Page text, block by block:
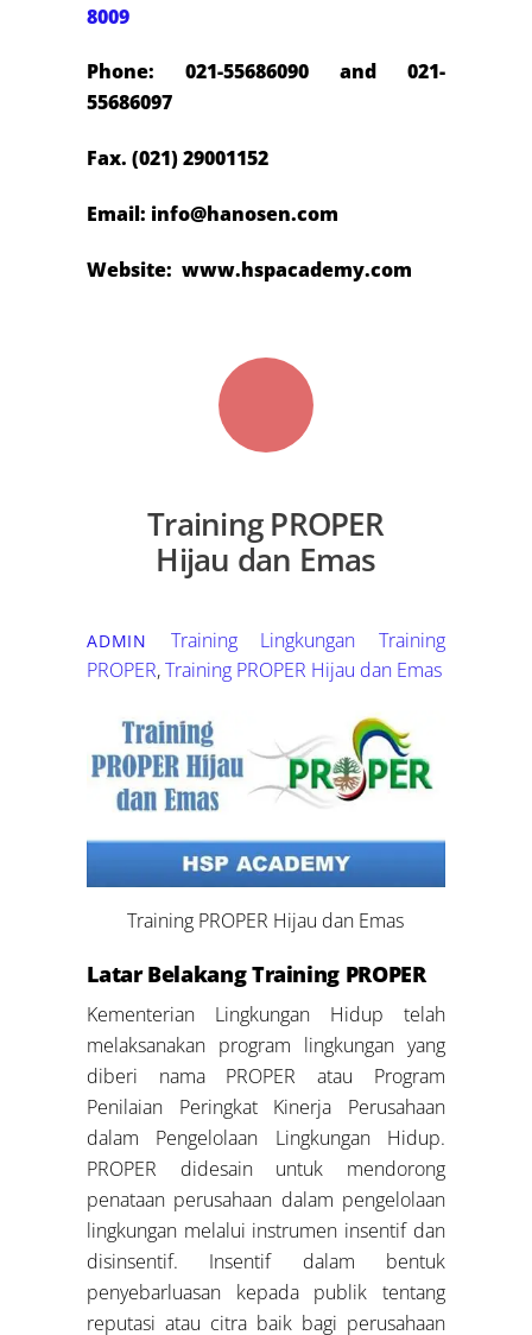
8009
Phone: 021-55686090 and 021-
55686097
Fax. (021) 29001152
Email: info@hanosen.com
Website: www.hspacademy.com
Training PROPER
Hijau dan Emas
ADMIN Training Lingkungan
Training
PROPER,Training PROPER Hijau dan Emas
Training PROPER Hijau dan Emas
Latar Belakang Training PROPER
Kementerian Lingkungan Hidup telah
melaksanakan program lingkungan yang
diberi nama PROPER atau Program
Penilaian Peringkat Kinerja Perusahaan
dalam Pengelolaan Lingkungan Hidup.
PROPER didesain untuk mendorong
penataan perusahaan dalam pengelolaan
lingkungan melalui instrumen insentif dan
disinsentif. Insentif dalam bentuk
penyebarluasan kepada publik tentang
reputasi atau citra baik bagi perusahaan